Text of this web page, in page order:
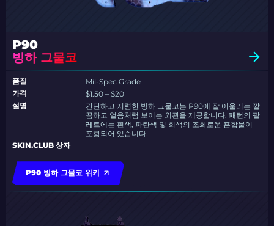
P90
빙하 그물코
품질
Mil-Spec Grade
가격
$1.50 – $20
설명
간단하고 저렴한 빙하 그물코는 P90에 잘 어울리는 깔
끔하고 얼음처럼 보이는 외관을 제공합니다. 패턴의 팔
레트에는 흰색, 파란색 및 회색의 조화로운 혼합물이
포함되어 있습니다.
SKIN.CLUB 상자
P90 빙하 그물코 위키